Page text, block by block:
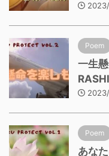
Poem
一生
Poem
あな